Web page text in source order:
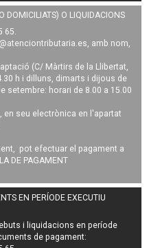
DOMICILIATS) O LIQUIDACIONS
65.
, amb nom,
(C/ Màrtirs de la Llibertat,
h i dilluns, dimarts i dijous de
setembre: horari de 8.00 a 15.00
en seu electrònica en l'apartat
pot efectuar el pagament a
DE PAGAMENT
EN PERÍODE EXECUTIU
i liquidacions en període
de pagament: